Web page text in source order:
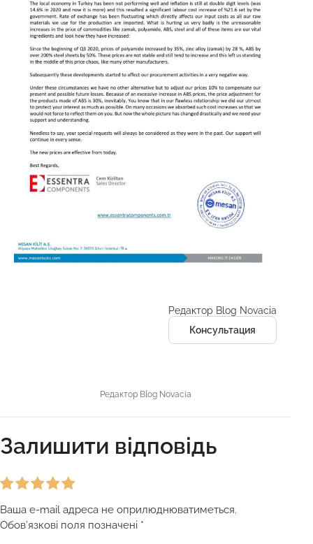
Редактор Blog Novacia
Консультация
Редактор Blog Novacia
Залишити відповідь
Ваша e-mail адреса не оприлюднюватиметься.
Обов’язкові поля позначені *